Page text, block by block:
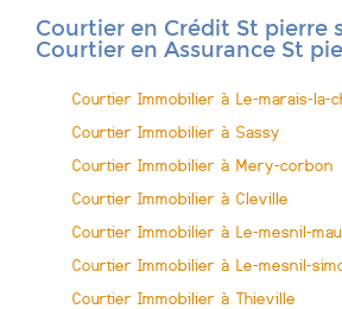
Courtier en Crédit St pierre
Courtier en Assurance St
Courtier Immobilier à Le-marais-la-
Courtier Immobilier à Sassy
Courtier Immobilier à Mery-corbon
Courtier Immobilier à Cleville
Courtier Immobilier à Le-mesnil-
Courtier Immobilier à Le-mesnil-
Courtier Immobilier à Thieville